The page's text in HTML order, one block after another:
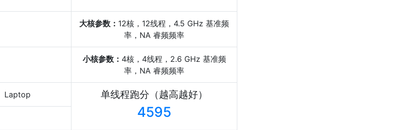
大核参数： 12核，12线程，4.5 GHz 基准频
率，NA 睿频频率
小核参数： 4核，4线程，2.6 GHz 基准频
率，NA 睿频频率
Laptop 单线程跑分（越高越好）
4595